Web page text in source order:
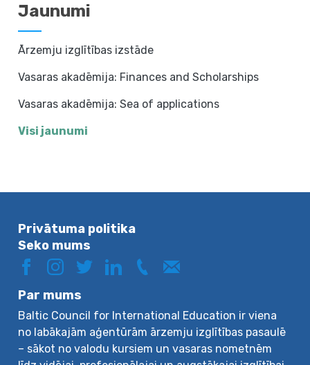
Jaunumi
Ārzemju izglītības izstāde
Vasaras akadēmija: Finances and Scholarships
Vasaras akadēmija: Sea of applications
Visi jaunumi
Privātuma politika
Seko mums
Par mums
Baltic Council for International Education ir viena
no labākajām aģentūrām ārzemju izglītības pasaulē
– sākot no valodu kursiem un vasaras nometnēm